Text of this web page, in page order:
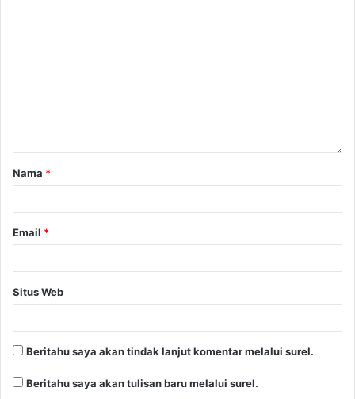
Nama *
Email *
Situs Web
Beritahu saya akan tindak lanjut komentar melalui surel.
Beritahu saya akan tulisan baru melalui surel.